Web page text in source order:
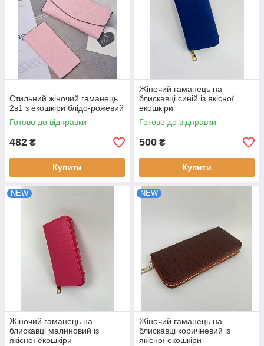
Стильний жіночий гаманець
2в1 з екошкіри блідо-рожевий
Готово до відправки
482 ₴
Купити
Жіночий гаманець на
блискавці синій із якісної
екошкіри
Готово до відправки
500 ₴
Купити
NEW
Жіночий гаманець на
блискавці малиновий із
якісної екошкіри
NEW
Жіночий гаманець на
блискавці коричневий із
якісної екошкіри